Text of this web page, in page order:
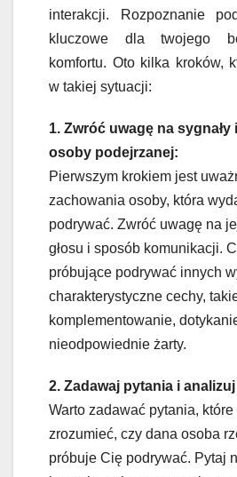
interakcji. Rozpoznanie
kluczowe dla twojego
komfortu. Oto kilka kroków,
w takiej sytuacji:
1. Zwróć uwagę na sygnały
osoby podejrzanej:
Pierwszym krokiem jest
zachowania osoby, która
podrywać. Zwróć uwagę na
głosu i sposób komunikacji.
próbujące podrywać innych
charakterystyczne cechy,
komplementowanie,
nieodpowiednie żarty.
2. Zadawaj pytania i
Warto zadawać pytania,
zrozumieć, czy dana osoba
próbuje Cię podrywać. Pytaj